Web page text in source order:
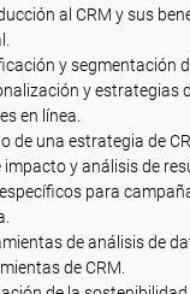
al CRM y sus
y segmentación
y estrategias
en línea.
de una estrategia de
impacto y análisis de
para
de análisis de
de CRM.